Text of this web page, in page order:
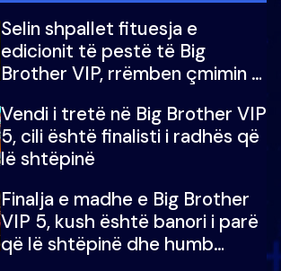
Selin shpallet fituesja e
edicionit të pestë të Big
Brother VIP, rrëmben çmimin e
Vendi i tretë në Big Brother VIP
5, cili është finalisti i radhës që
lë shtëpinë
Finalja e madhe e Big Brother
VIP 5, kush është banori i parë
që lë shtëpinë dhe humb